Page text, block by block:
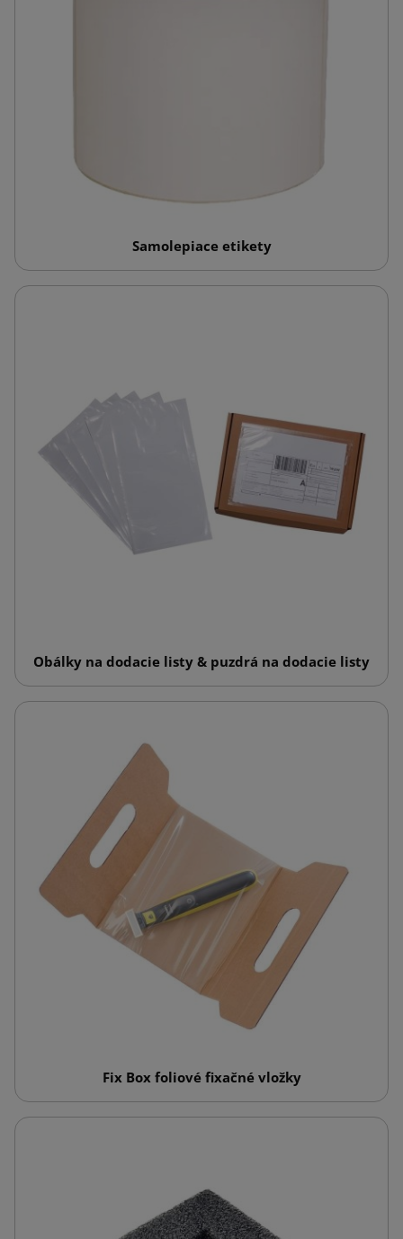
Samolepiace etikety
Obálky na dodacie listy & puzdrá na dodacie listy
Fix Box foliové fixačné vložky